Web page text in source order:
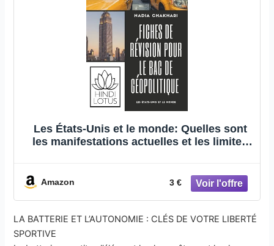
Les États-Unis et le monde: Quelles sont
les manifestations actuelles et les limites
géopolitique t. 1)
Amazon 3 €
LA BATTERIE ET L’AUTONOMIE : CLÉS DE VOTRE LIBERTÉ
SPORTIVE